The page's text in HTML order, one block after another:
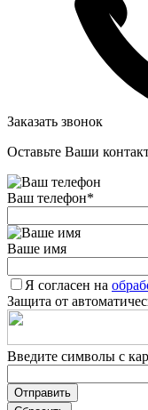
Заказать звонок
Оставьте Ваши
Ваш телефон*
Ваше имя
Я согласен на
Защита от
Введите символы с